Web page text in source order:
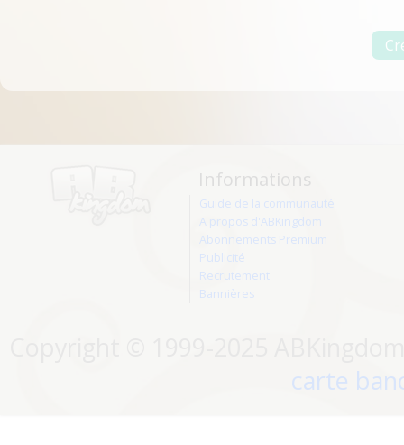
Informations
Guide de la communauté
A propos d'ABKingdom
Abonnements Premium
Publicité
Recrutement
Bannières
carte